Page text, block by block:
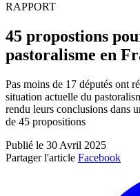
RAPPORT
45 propostions
pastoralisme en
Pas moins de 17 députés ont
situation actuelle du
rendu leurs conclusions dans
de 45 propositions
Publié le 30 Avril 2025
Partager l'article Facebook